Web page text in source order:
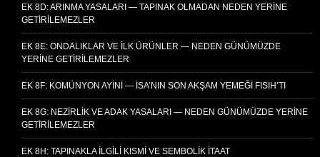
EK 8D: ARINMA YASALARI — TAPINAK OLMADAN NEDEN YERINE
GETIRILEMEZLER
EK 8E: ONDALIKLAR VE İLK ÜRÜNLER — NEDEN GÜNÜMÜZDE
YERINE GETIRILEMEZLER
EK 8F: KOMÜNYON AYINI — İSA’NIN SON AKŞAM YEMEĞI FISIH’TI
EK 8G: NEZIRLIK VE ADAK YASALARI — NEDEN GÜNÜMÜZDE YERINE
GETIRILEMEZLER
EK 8H: TAPINAKLA İLGILI KISMI VE SEMBOLIK İTAAT